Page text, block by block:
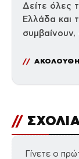
Δείτε όλες
Ελλάδα και
συμβαίνουν,
//
Γίνετε ο